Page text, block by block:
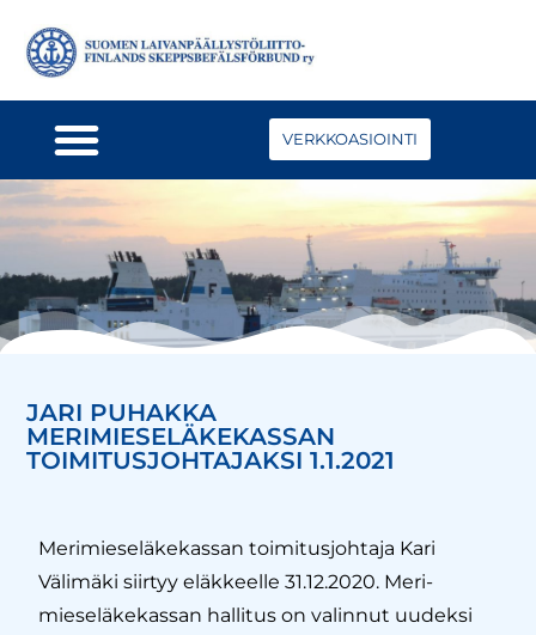
VERKKOASIOINTI
JARI PUHAKKA
MERIMIESELÄKEKASSAN
TOIMITUSJOHTAJAKSI 1.1.2021
Merimieseläkekassan toimitusjohtaja Kari
Välimäki siirtyy eläkkeelle 31.12.2020. Meri-
mieseläkekassan hallitus on valinnut uudeksi